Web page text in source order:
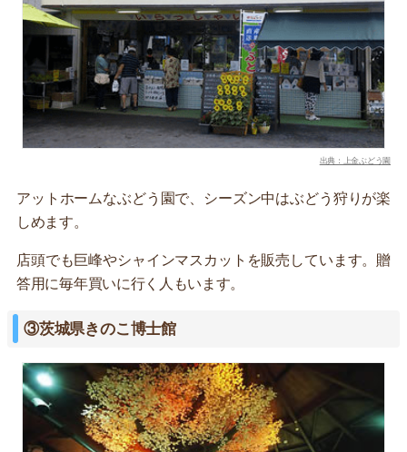
出典：上金ぶどう園
アットホームなぶどう園で、シーズン中はぶどう狩りが楽
しめます。
店頭でも巨峰やシャインマスカットを販売しています。贈
答用に毎年買いに行く人もいます。
③茨城県きのこ博士館